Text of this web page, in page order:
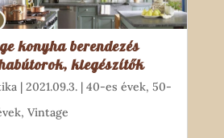
konyha berendezés
kiegészítők
| 2021.09.3.| 40-es évek, 50-
, Vintage